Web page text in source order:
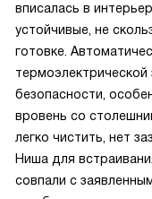
вписалась в
устойчивые, не
готовке.
безопасности,
вровень со
легко чистить, нет
Ниша для
совпали с